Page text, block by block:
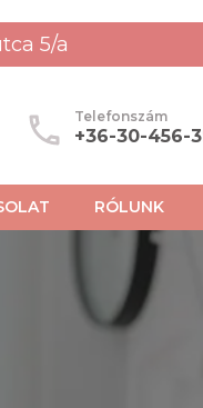
5/a
Telefonszám
+36-30-456-
RÓLUNK